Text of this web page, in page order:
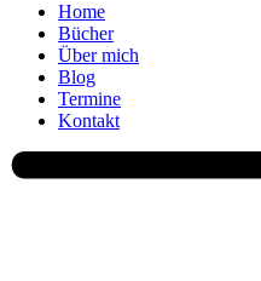
Home
Bücher
Über mich
Blog
Termine
Kontakt